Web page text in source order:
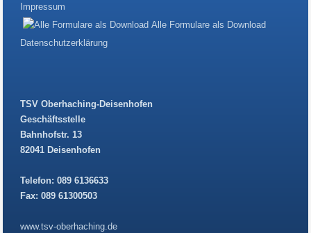
Impressum
Alle Formulare als Download
Datenschutzerklärung
TSV Oberhaching-Deisenhofen
Geschäftsstelle
Bahnhofstr. 13
82041 Deisenhofen
Telefon: 089 6136633
Fax: 089 61300503
www.tsv-oberhaching.de